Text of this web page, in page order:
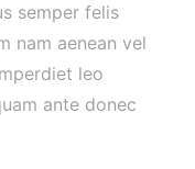
semper felis
nam aenean vel
leo
ante donec